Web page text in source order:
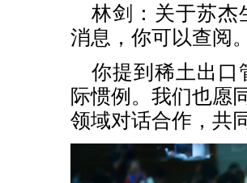
林剑：关于苏杰
消息，你可以查阅。
你提到稀土出口
际惯例。我们也愿
领域对话合作，共